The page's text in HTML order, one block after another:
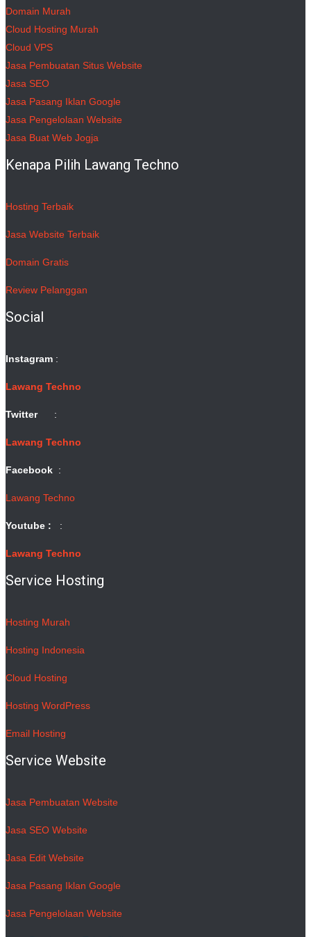
Domain Murah
Cloud Hosting Murah
Cloud VPS
Jasa Pembuatan Situs Website
Jasa SEO
Jasa Pasang Iklan Google
Jasa Pengelolaan Website
Jasa Buat Web Jogja
Kenapa Pilih Lawang Techno
Hosting Terbaik
Jasa Website Terbaik
Domain Gratis
Review Pelanggan
Social
Instagram :
Lawang Techno
Twitter:
Lawang Techno
Facebook :
Lawang Techno
Youtube : :
Lawang Techno
Service Hosting
Hosting Murah
Hosting Indonesia
Cloud Hosting
Hosting WordPress
Email Hosting
Service Website
Jasa Pembuatan Website
Jasa SEO Website
Jasa Edit Website
Jasa Pasang Iklan Google
Jasa Pengelolaan Website